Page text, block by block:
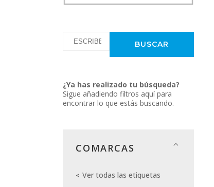
¿Ya has realizado tu búsqueda?
Sigue añadiendo filtros aquí para
encontrar lo que estás buscando.
COMARCAS
Ver todas las etiquetas